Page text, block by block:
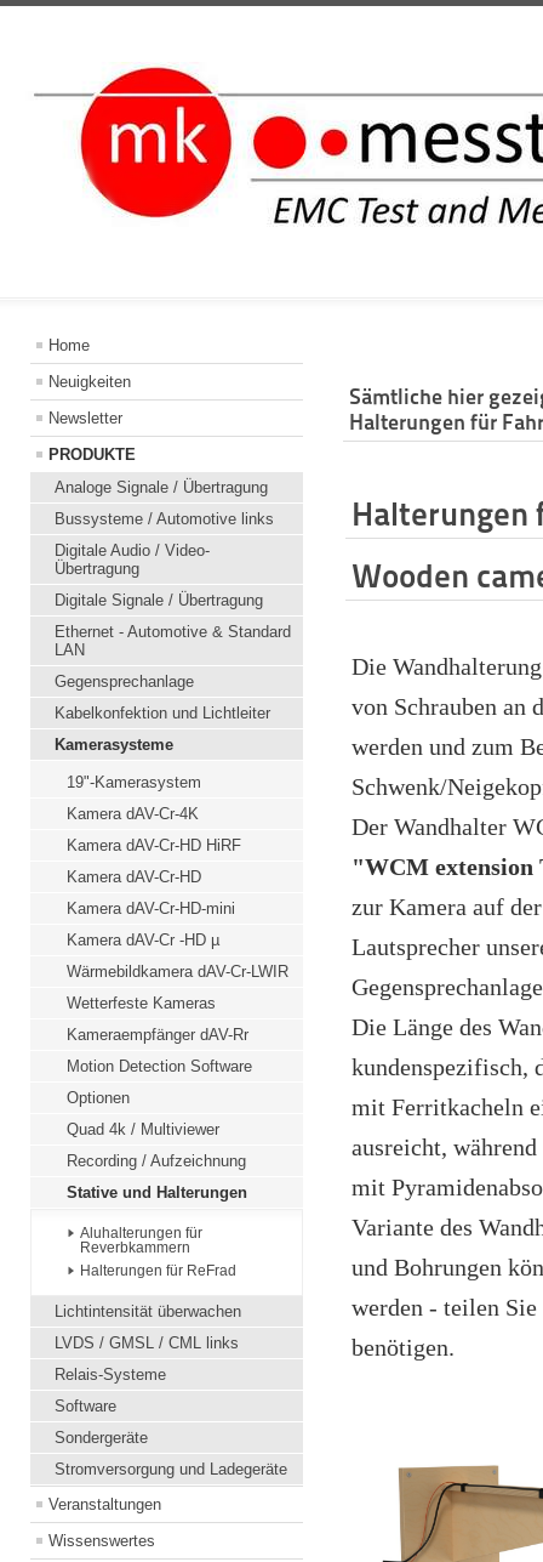
Home
Neuigkeiten
Newsletter
PRODUKTE
Analoge Signale / Übertragung
Bussysteme / Automotive links
Digitale Audio / Video-
Übertragung
Digitale Signale / Übertragung
Ethernet - Automotive & Standard
LAN
Gegensprechanlage
Kabelkonfektion und Lichtleiter
Kamerasysteme
19"-Kamerasystem
Kamera dAV-Cr-4K
Kamera dAV-Cr-HD HiRF
Kamera dAV-Cr-HD
Kamera dAV-Cr-HD-mini
Kamera dAV-Cr -HD µ
Wärmebildkamera dAV-Cr-LWIR
Wetterfeste Kameras
Kameraempfänger dAV-Rr
Motion Detection Software
Optionen
Quad 4k / Multiviewer
Recording / Aufzeichnung
Stative und Halterungen
Aluhalterungen für
Reverbkammern
Halterungen für ReFrad
Lichtintensität überwachen
LVDS / GMSL / CML links
Relais-Systeme
Software
Sondergeräte
Stromversorgung und Ladegeräte
Veranstaltungen
Wissenswertes
Sämtliche hier
Halterungen für
Halterungen
Wooden
Die
von Schrauben an
werden und zum
Schwenk/
Der Wandhalter
"WCM
zur Kamera auf
Lautsprecher
Die Länge des
kundenspezifisch,
mit Ferritkacheln
ausreicht,
mit
Variante des
und Bohrungen
werden - teilen
benötigen.